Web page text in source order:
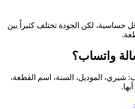
حساسية، لكن الجودة تختلف كثيراً بين
واتساب؟
شيري، الموديل، السنة، اسم القطعة،